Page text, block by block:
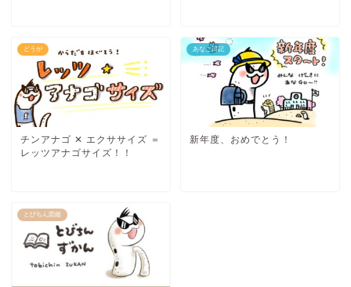
どうが
チンアナゴ ✕ エクササイズ ＝
レッツアナゴサイズ！！
あなご日記
新年度、おめでとう！
とびちん図鑑